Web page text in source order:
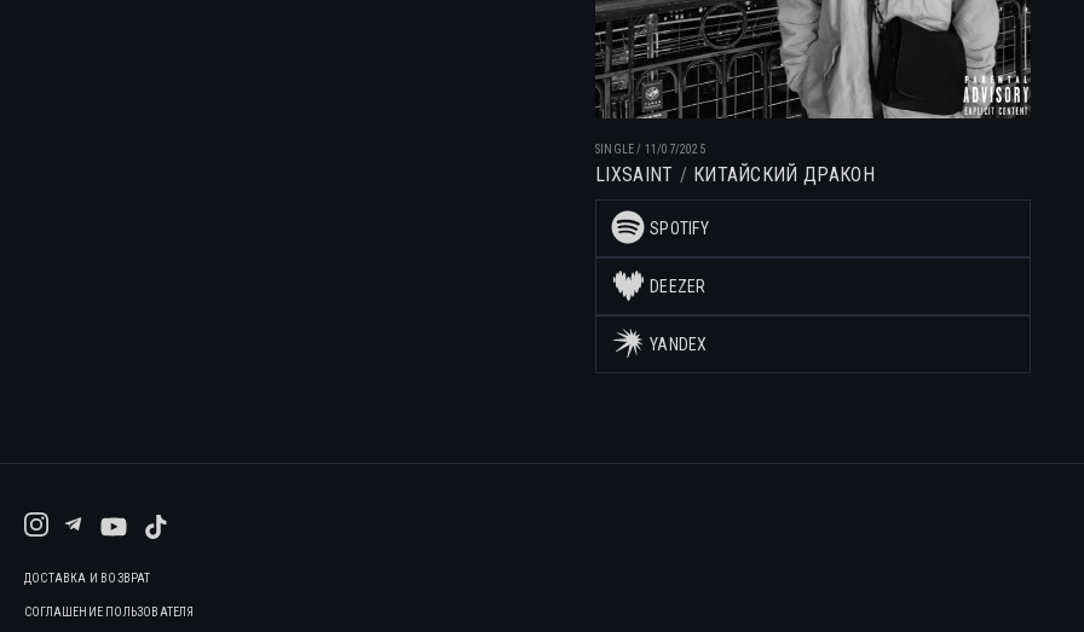
SINGLE/ 11/07/2025
LIXSAINT КИТАЙСКИЙ ДРАКОН
SPOTIFY
DEEZER
YANDEX
ДОСТАВКА И ВОЗВРАТ
СОГЛАШЕНИЕ ПОЛЬЗОВАТЕЛЯ